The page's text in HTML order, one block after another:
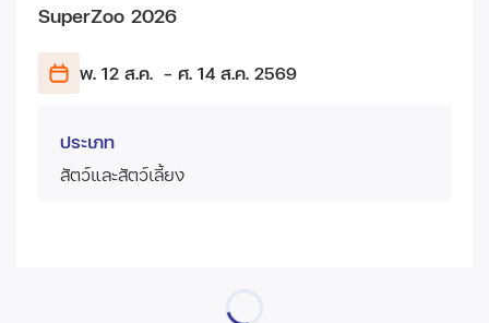
SuperZoo 2026
พ. 12 ส.ค. - ศ. 14 ส.ค. 2569
ประเภท
สัตว์และสัตว์เลี้ยง